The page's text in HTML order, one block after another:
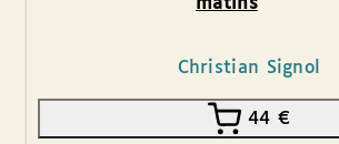
matins
Christian Signol
44 €